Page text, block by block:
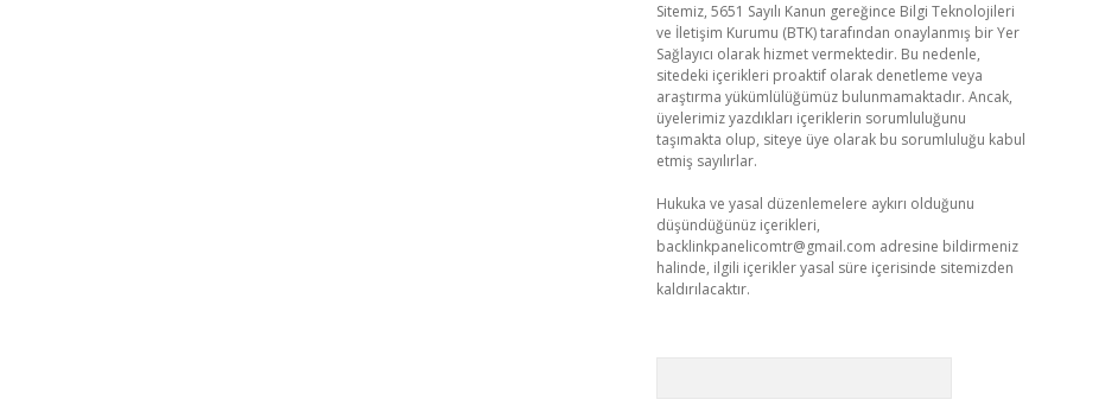
Sitemiz, 5651 Sayılı Kanun gereğince Bilgi Teknolojileri
ve İletişim Kurumu (BTK) tarafından onaylanmış bir Yer
Sağlayıcı olarak hizmet vermektedir. Bu nedenle,
sitedeki içerikleri proaktif olarak denetleme veya
araştırma yükümlülüğümüz bulunmamaktadır. Ancak,
üyelerimiz yazdıkları içeriklerin sorumluluğunu
taşımakta olup, siteye üye olarak bu sorumluluğu kabul
etmiş sayılırlar.
Hukuka ve yasal düzenlemelere aykırı olduğunu
düşündüğünüz içerikleri,
backlinkpanelicomtr@gmail.com adresine bildirmeniz
halinde, ilgili içerikler yasal süre içerisinde sitemizden
kaldırılacaktır.